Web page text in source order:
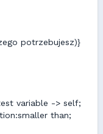
potrzebujesz)}
variable -> self;
than;